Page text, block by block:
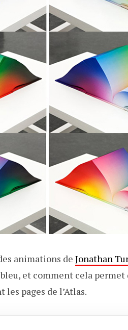
animations de Jonathan
et comment cela permet
pages de l’Atlas.